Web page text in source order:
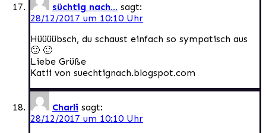
süchtig nach... sagt:
28/12/2017 um 10:10 Uhr
Hüüüübsch, du schaust einfach so sympatisch aus
🙂 🙂
Liebe Grüße
Katii von suechtignach.blogspot.com
Charli sagt:
28/12/2017 um 10:10 Uhr